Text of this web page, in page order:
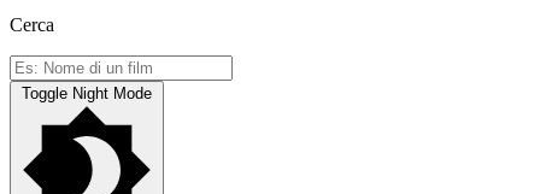
Cerca
Toggle Night Mode